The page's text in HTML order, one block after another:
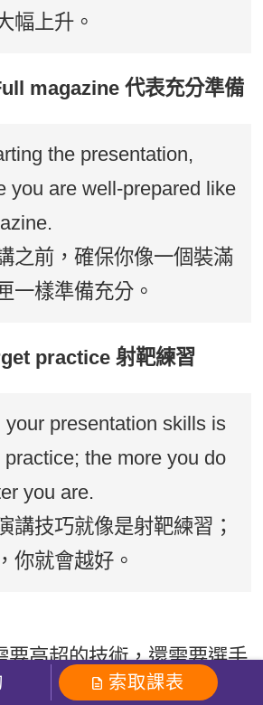
幅上升。
magazine 代表充分準備
the presentation,
you are well-prepared like
之前，確保你像一個裝滿
一樣準備充分。
practice 射靶練習
your presentation skills is
practice; the more you do
you are.
講技巧就像是射靶練習；
你就會越好。
要高超的技術，還需要選手
的良好狀態。希望這篇專欄
索取課表